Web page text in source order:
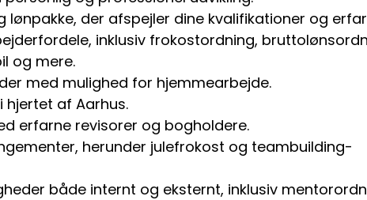
lønpakke, der afspejler dine kvalifikationer og
inklusiv frokostordning,
og mere.
med mulighed for hjemmearbejde.
hjertet af Aarhus.
erfarne revisorer og bogholdere.
herunder julefrokost og teambuilding-
både internt og eksternt, inklusiv